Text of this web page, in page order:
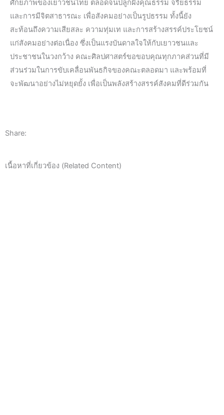
ศักยภาพของเยาวชนไทย ตลอดจนปลูกฝังคุณธรรม จริยธรรม
และการมีจิตสาธารณะ เพื่อสังคมอย่างเป็นรูปธรรม ทั้งนี้ยัง
สะท้อนถึงความเสียสละ ความทุ่มเท และการสร้างสรรค์ประโยชน์
แก่สังคมอย่างต่อเนื่อง ซึ่งเป็นแรงบันดาลใจให้กับเยาวชนและ
ประชาชนในวงกว้าง คณะศิลปศาสตร์ขอขอบคุณทุกภาคส่วนที่มี
ส่วนร่วมในการขับเคลื่อนพันธกิจของคณะตลอดมา และพร้อมที่
จะพัฒนาอย่างไม่หยุดยั้ง เพื่อเป็นพลังสร้างสรรค์สังคมที่ดีร่วมกัน
Share:
เนื้อหาที่เกี่ยวข้อง (Related Content)